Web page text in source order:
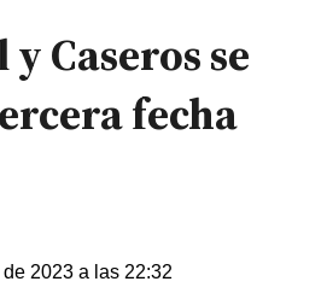
Caseros se
fecha
2023 a las 22:32